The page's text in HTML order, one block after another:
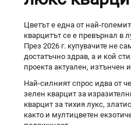
Цветът е една от най-
кварцитът се е превърнал в
През 2026 г. купувачите не
достатъчно здрав, а и кой
проекта актуален, изтънчен
Най-силният спрос идва от
зелен кварцит за
кварцит за тихия лукс,
както и мултицветен